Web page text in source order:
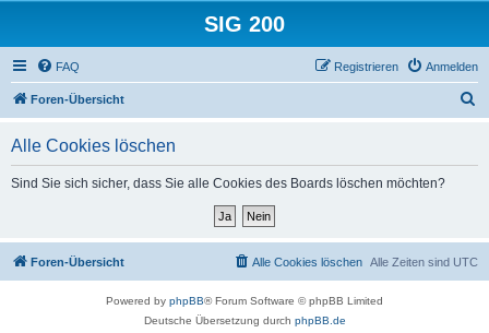
SIG 200
FAQ Anmelden
Registrieren
Foren-Übersicht
Alle Cookies löschen
Sind Sie sich sicher, dass Sie alle Cookies des Boards löschen möchten?
Foren-Übersicht Alle Zeiten sind UTC
Alle Cookies löschen
Powered by phpBB® Forum Software © phpBB Limited
Deutsche Übersetzung durch phpBB.de